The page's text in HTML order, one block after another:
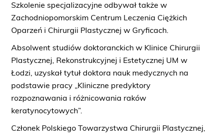
Szkolenie specjalizacyjne odbywał także w
Zachodniopomorskim Centrum Leczenia Ciężkich
Oparzeń i Chirurgii Plastycznej w Gryficach.
Absolwent studiów doktoranckich w Klinice Chirurgii
Plastycznej, Rekonstrukcyjnej i Estetycznej UM w
Łodzi, uzyskał tytuł doktora nauk medycznych na
podstawie pracy „Kliniczne predyktory
rozpoznawania i różnicowania raków
keratynocytowych”.
Członek Polskiego Towarzystwa Chirurgii Plastycznej,